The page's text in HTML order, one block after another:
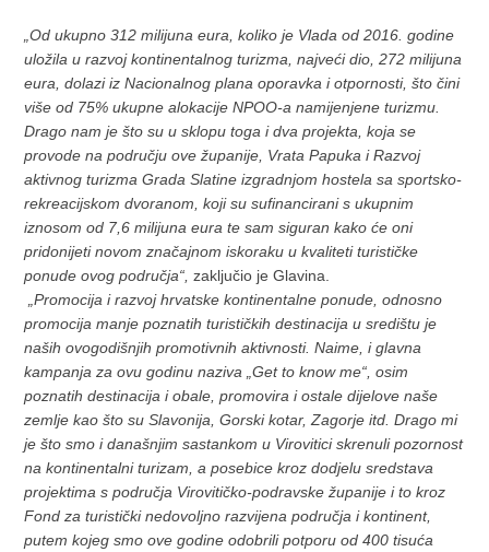
„Od ukupno 312 milijuna eura, koliko je Vlada od 2016. godine
uložila u razvoj kontinentalnog turizma, najveći dio, 272 milijuna
eura, dolazi iz Nacionalnog plana oporavka i otpornosti, što čini
više od 75% ukupne alokacije NPOO-a namijenjene turizmu.
Drago nam je što su u sklopu toga i dva projekta, koja se
provode na području ove županije, Vrata Papuka i Razvoj
aktivnog turizma Grada Slatine izgradnjom hostela sa sportsko-
rekreacijskom dvoranom, koji su sufinancirani s ukupnim
iznosom od 7,6 milijuna eura te sam siguran kako će oni
pridonijeti novom značajnom iskoraku u kvaliteti turističke
ponude ovog područja“, zaključio je Glavina.
„Promocija i razvoj hrvatske kontinentalne ponude, odnosno
promocija manje poznatih turističkih destinacija u središtu je
naših ovogodišnjih promotivnih aktivnosti. Naime, i glavna
kampanja za ovu godinu naziva „Get to know me“, osim
poznatih destinacija i obale, promovira i ostale dijelove naše
zemlje kao što su Slavonija, Gorski kotar, Zagorje itd. Drago mi
je što smo i današnjim sastankom u Virovitici skrenuli pozornost
na kontinentalni turizam, a posebice kroz dodjelu sredstava
projektima s područja Virovitičko-podravske županije i to kroz
Fond za turistički nedovoljno razvijena područja i kontinent,
putem kojeg smo ove godine odobrili potporu od 400 tisuća